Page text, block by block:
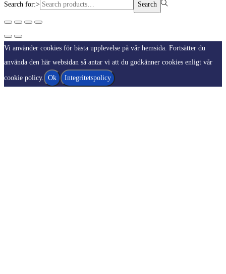
Search for:> Search
Vi använder cookies för bästa upplevelse på vår hemsida. Fortsätter du
använda den här websidan så antar vi att du godkänner cookies enligt vår
cookie policy. Ok Integritetspolicy